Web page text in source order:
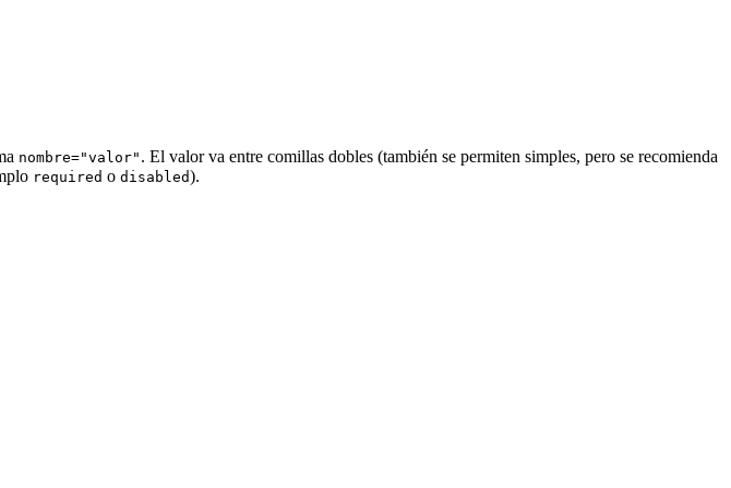
nombre="valor" . El valor va entre comillas dobles (también se permiten simples, pero se recomienda
required o disabled).